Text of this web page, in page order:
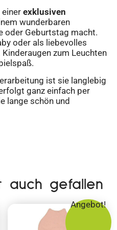
exklusiven
wunderbaren
oder Geburtstag macht.
oder als liebevolles
zum Leuchten
ist sie langlebig
ganz einfach per
lange schön und
auch gefallen
Angebot!